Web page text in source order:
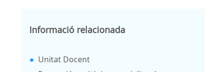
Informació relacionada
● Unitat Docent